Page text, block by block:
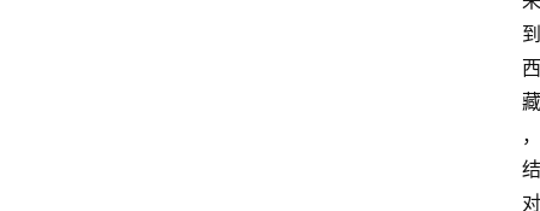
到
西
藏
，
结
对